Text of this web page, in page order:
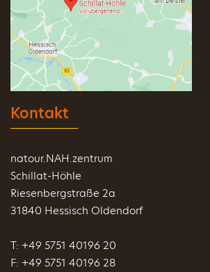
Kontakt
natour.NAH.zentrum
Schillat-Höhle
Riesenbergstraße 2a
31840 Hessisch Oldendorf
T: +49 5751 40196 20
F: +49 5751 40196 28